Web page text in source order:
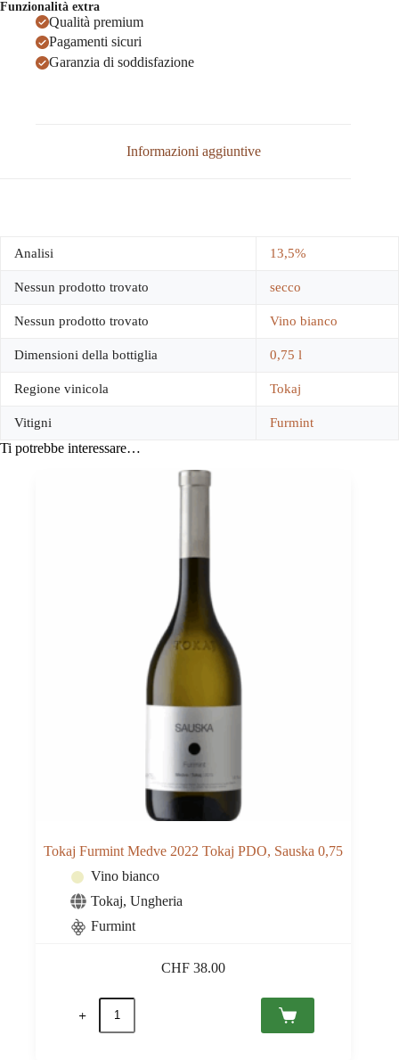
Funzionalità extra
Qualità premium
Pagamenti sicuri
Garanzia di soddisfazione
Informazioni aggiuntive
Analisi 13,5%
Nessun prodotto trovato secco
Nessun prodotto trovato Vino bianco
Dimensioni della bottiglia 0,75 l
Regione vinicola Tokaj
Vitigni Furmint
Ti potrebbe interessare…
Tokaj Furmint Medve 2022 Tokaj PDO, Sauska 0,75
Vino bianco
Tokaj, Ungheria
Furmint
CHF 38.00
Tokaj
Furmint
Medve